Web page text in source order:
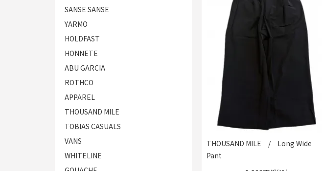
SANSE SANSE
YARMO
HOLDFAST
HONNETE
ABU GARCIA
ROTHCO
APPAREL
THOUSAND MILE
TOBIAS CASUALS
VANS
WHITELINE
THOUSAND MILE / Long Wide
Pant